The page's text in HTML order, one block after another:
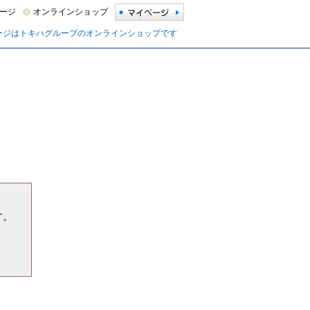
ジ オンラインショップ
ジはトキハグループのオンラインショップです